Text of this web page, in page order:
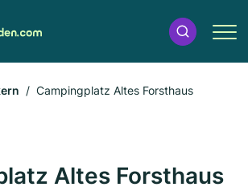
Campingplatz Altes Forsthaus
Altes Forsthaus